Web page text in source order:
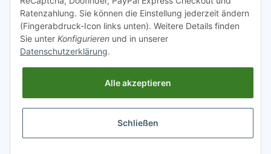
Spamschutz aktiv
Gesetzliche Informationen
Ratenzahlung. Sie können die Einstellung jederzeit ändern
(Fingerabdruck-Icon links unten). Weitere Details finden
Sie unter Konfigurieren und in unserer
Datenschutzerklärung.
Alle akzeptieren
Schließen